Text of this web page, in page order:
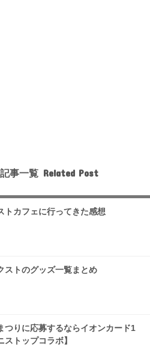
事一覧
トカフェに行ってきた感想
ストのグッズ一覧まとめ
つりに応募するならイオンカード1
トップコラボ】